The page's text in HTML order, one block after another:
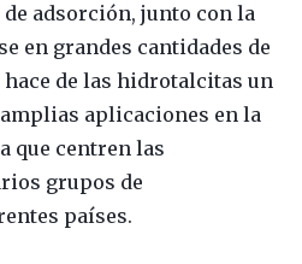
de adsorción, junto con la
en grandes cantidades de
de las hidrotalcitas un
aplicaciones en la
que centren las
grupos de
países.